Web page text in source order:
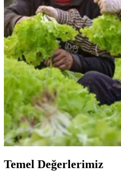
Temel Değerlerimiz